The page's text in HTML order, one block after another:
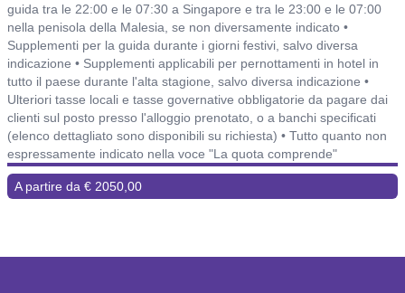
guida tra le 22:00 e le 07:30 a Singapore e tra le 23:00 e le 07:00
nella penisola della Malesia, se non diversamente indicato •
Supplementi per la guida durante i giorni festivi, salvo diversa
indicazione • Supplementi applicabili per pernottamenti in hotel in
tutto il paese durante l'alta stagione, salvo diversa indicazione •
Ulteriori tasse locali e tasse governative obbligatorie da pagare dai
clienti sul posto presso l'alloggio prenotato, o a banchi specificati
(elenco dettagliato sono disponibili su richiesta) • Tutto quanto non
espressamente indicato nella voce "La quota comprende"
A partire da € 2050,00